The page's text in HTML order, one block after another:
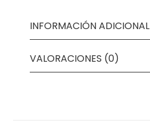
INFORMACIÓN ADICIONAL
VALORACIONES (0)